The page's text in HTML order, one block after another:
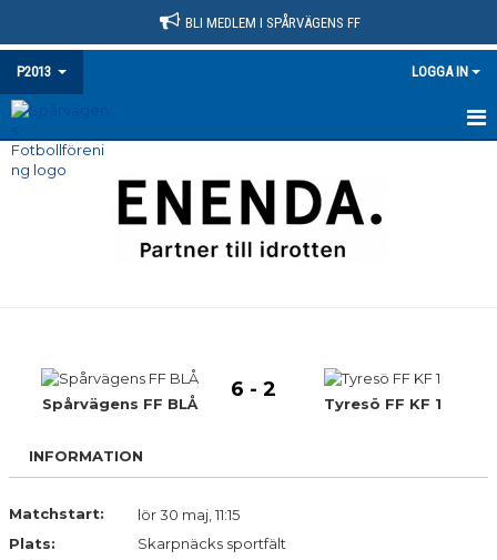
BLI MEDLEM I SPÅRVÄGENS FF
P2013 LOGGA IN
HEM
BILDGALLERI
DOKUMENT
Spårvägens FF BLÅ
6 - 2
Tyresö FF KF 1
INFORMATION
Matchstart:
lör 30 maj, 11:15
Plats:
Skarpnäcks sportfält